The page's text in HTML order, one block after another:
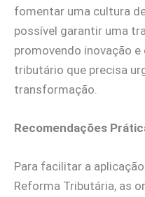
fomentar uma cultura
possível garantir uma
promovendo inovação
tributário que precisa
transformação.
Recomendações
Para facilitar a
Reforma Tributária, as